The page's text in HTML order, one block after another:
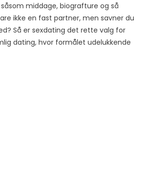
middage, biografture og så
ikke en fast partner, men savner du
Så er sexdating det rette valg for
dating, hvor formålet udelukkende